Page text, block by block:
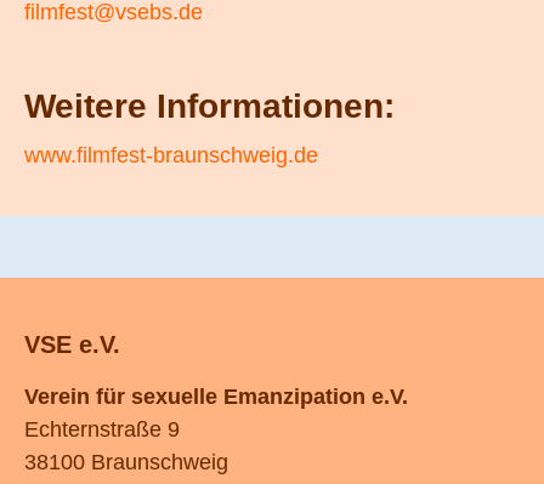
filmfest@vsebs.de
Weitere Informationen:
www.filmfest-braunschweig.de
VSE e.V.
Verein für sexuelle Emanzipation e.V.
Echternstraße 9
38100 Braunschweig